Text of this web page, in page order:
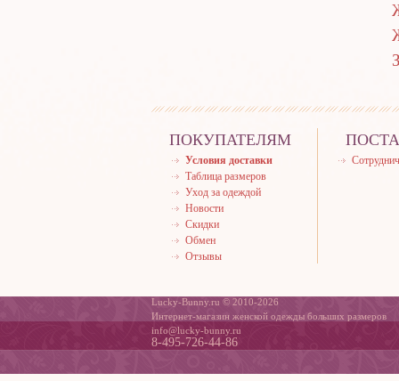
ПОКУПАТЕЛЯМ
Условия доставки
Таблица размеров
Уход за одеждой
Новости
Скидки
Обмен
Отзывы
Lucky-Bunny.ru © 2010-2026
Интернет-магазин женской одежды больших размеров
info@lucky-bunny.ru
8-495-726-44-86